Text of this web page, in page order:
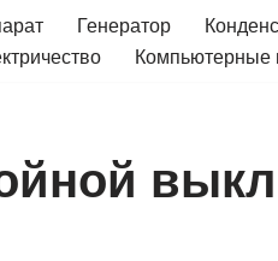
Генератор
Компьютерные